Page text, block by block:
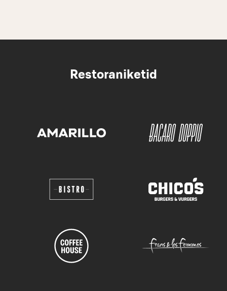
Restoraniketid